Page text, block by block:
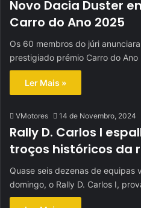
Novo Dacia Duster
Carro do Ano 2025
Os 60 membros do júri
prestigiado prémio Carro do
Ler Mais »
VMotores 14 de Novembro, 2024
Rally D. Carlos I
troços históricos da
Quase seis dezenas de equipas
domingo, o Rally D. Carlos I,